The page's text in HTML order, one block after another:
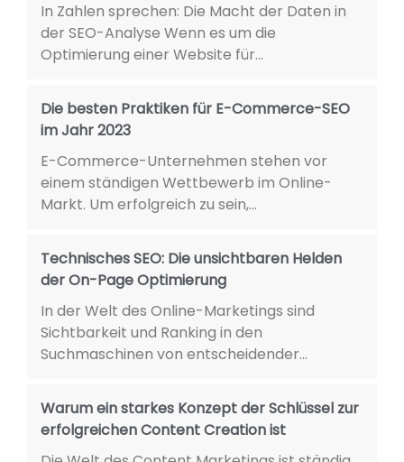
In Zahlen sprechen: Die Macht der Daten in
der SEO-Analyse Wenn es um die
Optimierung einer Website für...
Die besten Praktiken für E-Commerce-SEO
im Jahr 2023
E-Commerce-Unternehmen stehen vor
einem ständigen Wettbewerb im Online-
Markt. Um erfolgreich zu sein,...
Technisches SEO: Die unsichtbaren Helden
der On-Page Optimierung
In der Welt des Online-Marketings sind
Sichtbarkeit und Ranking in den
Suchmaschinen von entscheidender...
Warum ein starkes Konzept der Schlüssel zur
erfolgreichen Content Creation ist